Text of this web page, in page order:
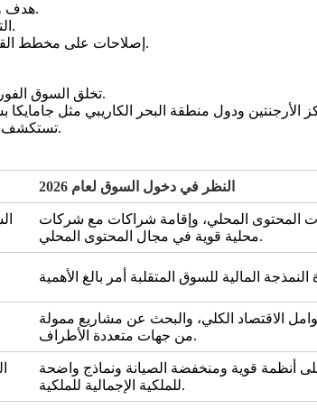
هدف وطني يبلغ 15 جيجاوات/ساعة من.
.
إصلاحات على مخطط .
تخلق السوق الفورية في شيلي ذات التقلبات السعرية العالية ظروفًا مثالية لمشاريع التخزين التجاري التي تقوم بموازنة فروق الأسعار اليومية.
تستكشف كوستاريكا، على الرغم من شبكتها النظيفة، التخزين لإدارة التقلبات الكهرومائية ودمج المزيد من الطاقة الشمسية الموزعة.
النظر في دخول السوق لعام 2026
المحتوى المحلي، وإقامة شراكات مع شركات
محلية قوية في مجال المحتوى المحلي.
الاقتصاد الكلي، والبحث عن مشاريع ممولة
من جهات متعددة الأطراف.
على أنظمة قوية ومنخفضة الصيانة ونماذج واضحة
للملكية الإجمالية للملكية.